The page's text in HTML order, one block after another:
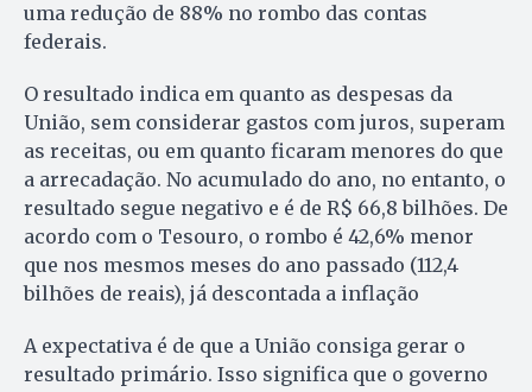
uma redução de 88% no rombo das contas
federais.
O resultado indica em quanto as despesas da
União, sem considerar gastos com juros, superam
as receitas, ou em quanto ficaram menores do que
a arrecadação. No acumulado do ano, no entanto, o
resultado segue negativo e é de R$ 66,8 bilhões. De
acordo com o Tesouro, o rombo é 42,6% menor
que nos mesmos meses do ano passado (112,4
bilhões de reais), já descontada a inflação
A expectativa é de que a União consiga gerar o
resultado primário. Isso significa que o governo